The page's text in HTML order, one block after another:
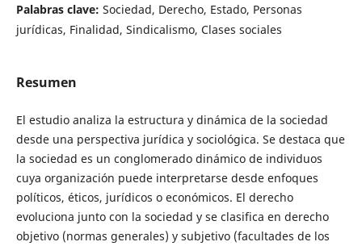
Palabras clave: Sociedad, Derecho, Estado, Personas
jurídicas, Finalidad, Sindicalismo, Clases sociales
Resumen
El estudio analiza la estructura y dinámica de la sociedad
desde una perspectiva jurídica y sociológica. Se destaca que
la sociedad es un conglomerado dinámico de individuos
cuya organización puede interpretarse desde enfoques
políticos, éticos, jurídicos o económicos. El derecho
evoluciona junto con la sociedad y se clasifica en derecho
objetivo (normas generales) y subjetivo (facultades de los